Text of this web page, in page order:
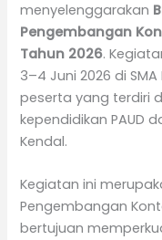
menyelenggarakan
Pengembangan
Tahun 2026.
3–4 Juni 2026 di SMA
peserta yang terdiri
kependidikan PAUD
Kendal.
Kegiatan ini
Pengembangan
bertujuan